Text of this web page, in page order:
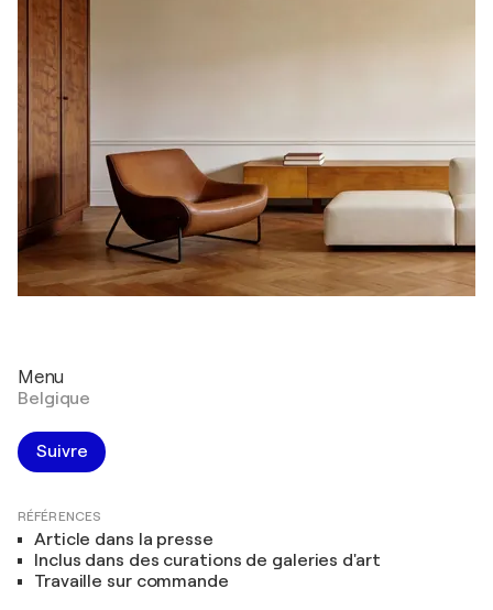
Menu
Belgique
Suivre
RÉFÉRENCES
Article dans la presse
Inclus dans des curations de galeries d'art
Travaille sur commande